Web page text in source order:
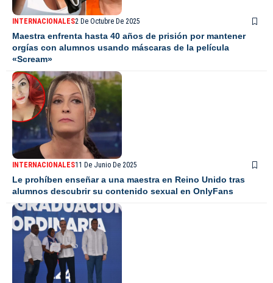
INTERNACIONALES2 De Octubre De 2025
Maestra enfrenta hasta 40 años de prisión por mantener
orgías con alumnos usando máscaras de la película
«Scream»
INTERNACIONALES11 De Junio De 2025
Le prohíben enseñar a una maestra en Reino Unido tras
alumnos descubrir su contenido sexual en OnlyFans